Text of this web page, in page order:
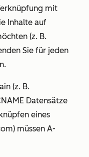
mit
Inhalte auf
(z. B.
Sie für jeden
(z. B.
Datensätze
eines
) müssen A-